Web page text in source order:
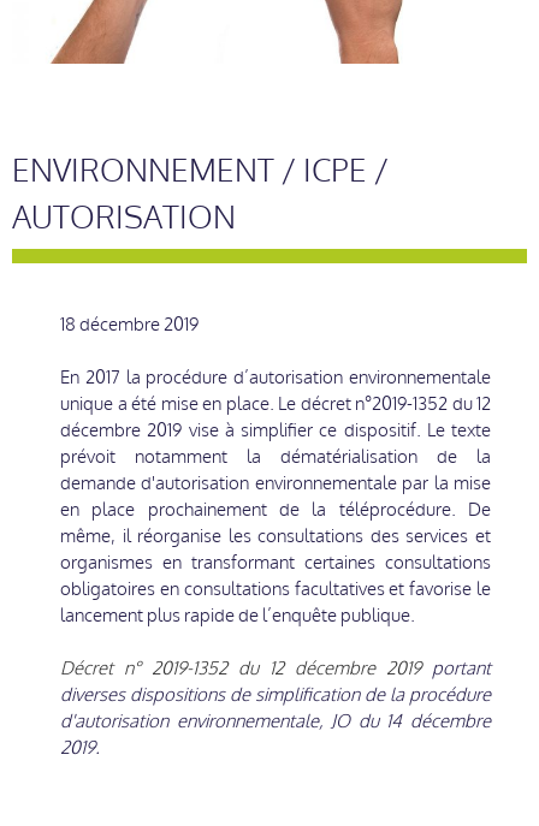
ENVIRONNEMENT / ICPE /
AUTORISATION
18 décembre 2019
En 2017 la procédure d’autorisation environnementale
unique a été mise en place. Le décret n°2019-1352 du 12
décembre 2019 vise à simplifier ce dispositif. Le texte
prévoit notamment la dématérialisation de la
demande d'autorisation environnementale par la mise
en place prochainement de la téléprocédure. De
même, il réorganise les consultations des services et
organismes en transformant certaines consultations
obligatoires en consultations facultatives et favorise le
lancement plus rapide de l’enquête publique.
Décret n° 2019-1352 du 12 décembre 2019portant
diverses dispositions de simplification de la procédure
d'autorisation environnementale, JO du 14 décembre
2019.